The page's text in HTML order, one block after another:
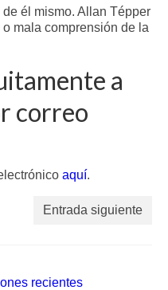
él mismo. Allan Tépper
mala comprensión de la
a
correo
aquí.
Entrada siguiente
recientes